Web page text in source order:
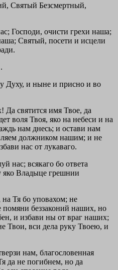
Святый Безсмертный,
Господи, очисти грехи наша;
Святый, посети и исцели
.
Духу, и ныне и присно и во
святится имя Твое, да
воля Твоя, яко на небеси и на
нам днесь; и остави нам
должником нашим; и не
нас от лукаваго.
нас; всякаго бо ответа
Владыце грешнии
Тя бо уповахом; не
помяни беззаконий наших, но
и избави ны от враг наших;
Твои, вси дела руку Твоею, и
нам, благословенная
да не погибнем, но да